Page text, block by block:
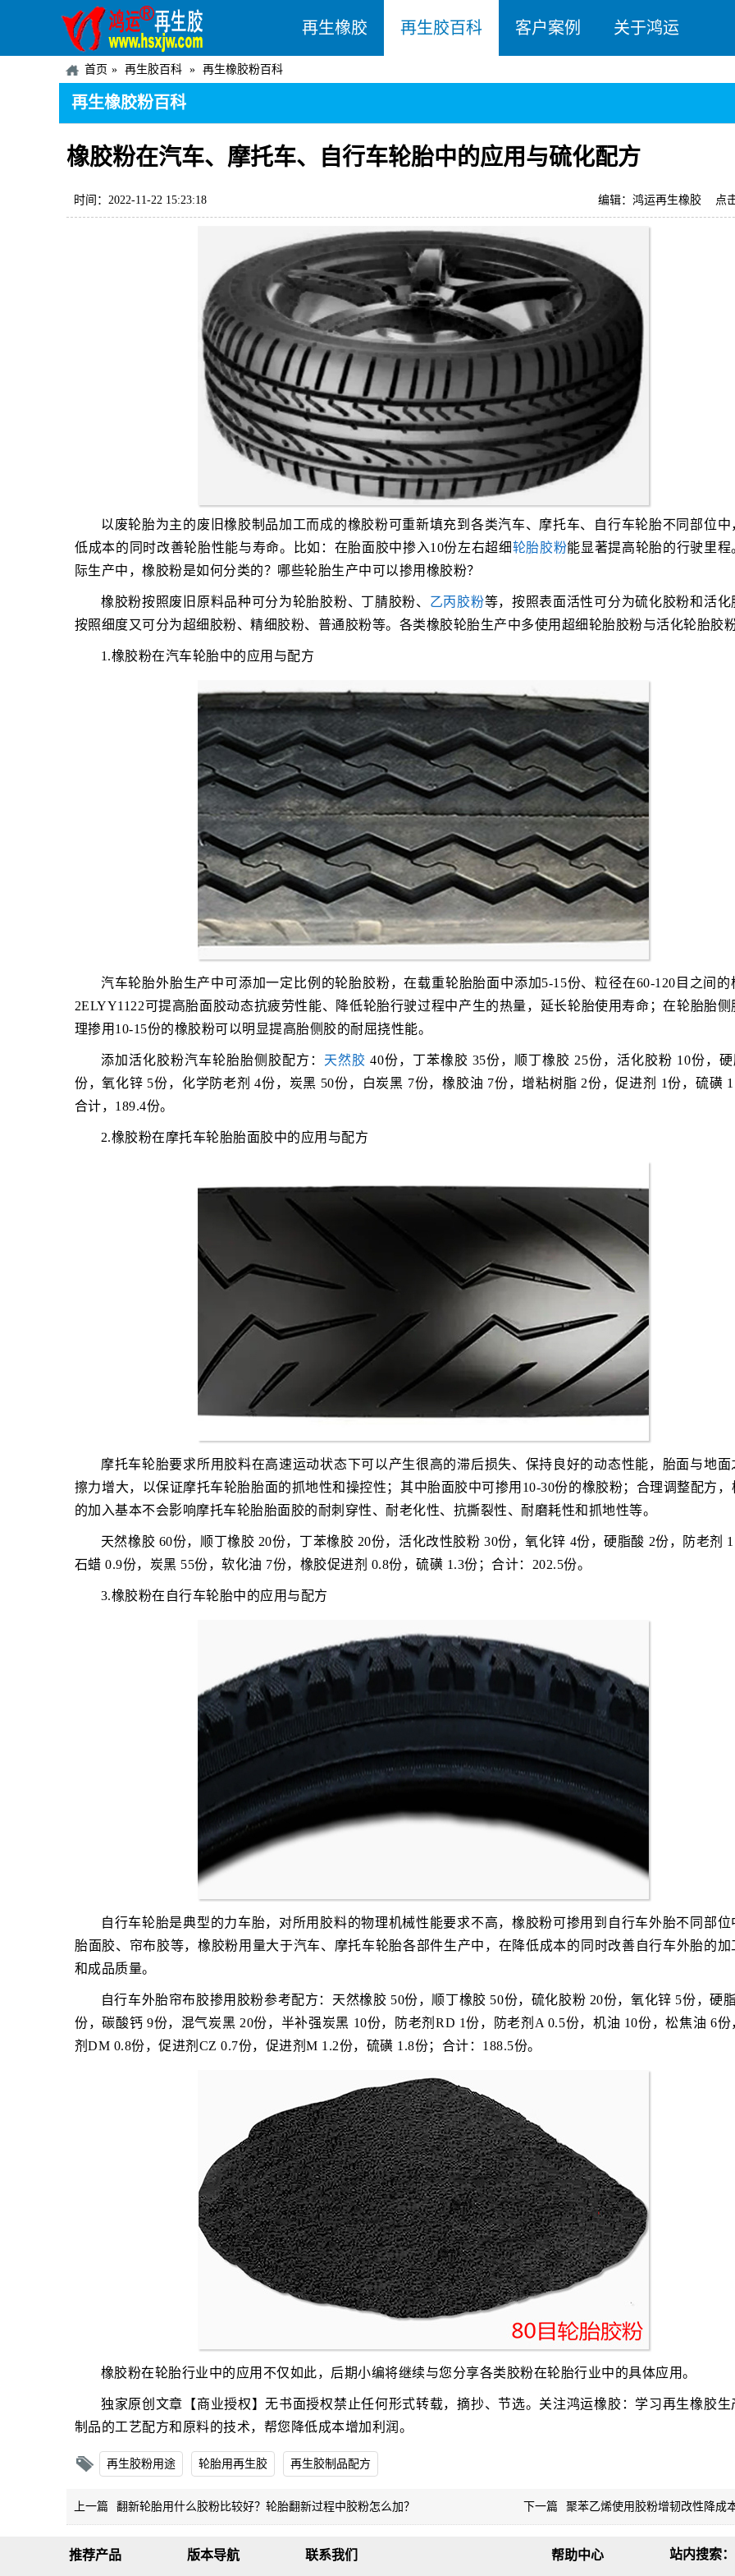
再生橡胶 再生胶百科 客户案例 关于鸿运
首页 再生胶百科 再生橡胶粉百科
再生橡胶粉百科
橡胶粉在汽车、摩托车、自行车轮胎中的应用与硫化配方
时间：2022-11-22 15:23:18 点
编辑：鸿运再生橡胶
以废轮胎为主的废旧橡胶制品加工而成的橡胶粉可重新填充到各类汽车、摩托车、自行车轮胎不同部位中
低成本的同时改善轮胎性能与寿命。比如：在胎面胶中掺入10份左右超细轮胎胶粉能显著提高轮胎的行驶里程
际生产中，橡胶粉是如何分类的？哪些轮胎生产中可以掺用橡胶粉？
橡胶粉按照废旧原料品种可分为轮胎胶粉、丁腈胶粉、 乙丙胶粉等，按照表面活性可分为硫化胶粉和活化
按照细度又可分为超细胶粉、精细胶粉、普通胶粉等。各类橡胶轮胎生产中多使用超细轮胎胶粉与活化轮胎胶
1.橡胶粉在汽车轮胎中的应用与配方
汽车轮胎外胎生产中可添加一定比例的轮胎胶粉，在载重轮胎胎面中添加5-15份、粒径在60-120目之间的
2ELYY1122可提高胎面胶动态抗疲劳性能、降低轮胎行驶过程中产生的热量，延长轮胎使用寿命；在轮胎胎侧
理掺用10-15份的橡胶粉可以明显提高胎侧胶的耐屈挠性能。
添加活化胶粉汽车轮胎胎侧胶配方： 天然胶 40份，丁苯橡胶 35份，顺丁橡胶 25份，活化胶粉 10份，
份，氧化锌 5份，化学防老剂 4份，炭黑 50份，白炭黑 7份，橡胶油 7份，增粘树脂 2份，促进剂 1份，硫磺
合计，189.4份。
2.橡胶粉在摩托车轮胎胎面胶中的应用与配方
摩托车轮胎要求所用胶料在高速运动状态下可以产生很高的滞后损失、保持良好的动态性能，胎面与地面
擦力增大，以保证摩托车轮胎胎面的抓地性和操控性；其中胎面胶中可掺用10-30份的橡胶粉；合理调整配方，
的加入基本不会影响摩托车轮胎胎面胶的耐刺穿性、耐老化性、抗撕裂性、耐磨耗性和抓地性等。
天然橡胶 60份，顺丁橡胶 20份，丁苯橡胶 20份，活化改性胶粉 30份，氧化锌 4份，硬脂酸 2份，防老剂
石蜡 0.9份，炭黑 55份，软化油 7份，橡胶促进剂 0.8份，硫磺 1.3份；合计：202.5份。
3.橡胶粉在自行车轮胎中的应用与配方
自行车轮胎是典型的力车胎，对所用胶料的物理机械性能要求不高，橡胶粉可掺用到自行车外胎不同部位
胎面胶、帘布胶等，橡胶粉用量大于汽车、摩托车轮胎各部件生产中，在降低成本的同时改善自行车外胎的加
和成品质量。
自行车外胎帘布胶掺用胶粉参考配方：天然橡胶 50份，顺丁橡胶 50份，硫化胶粉 20份，氧化锌 5份，硬
份，碳酸钙 9份，混气炭黑 20份，半补强炭黑 10份，防老剂RD 1份，防老剂A 0.5份，机油 10份，松焦油 6份
剂DM 0.8份，促进剂CZ 0.7份，促进剂M 1.2份，硫磺 1.8份；合计：188.5份。
橡胶粉在轮胎行业中的应用不仅如此，后期小编将继续与您分享各类胶粉在轮胎行业中的具体应用。
独家原创文章【商业授权】无书面授权禁止任何形式转载，摘抄、节选。关注鸿运橡胶：学习再生橡胶生
制品的工艺配方和原料的技术，帮您降低成本增加利润。
再生胶粉用途 轮胎用再生胶 再生胶制品配方
上一篇 翻新轮胎用什么胶粉比较好？轮胎翻新过程中胶粉怎么加？ 下一篇 聚苯乙烯使用胶粉增韧改性降成
推荐产品 版本导航 联系我们 帮助中心 站内搜索：